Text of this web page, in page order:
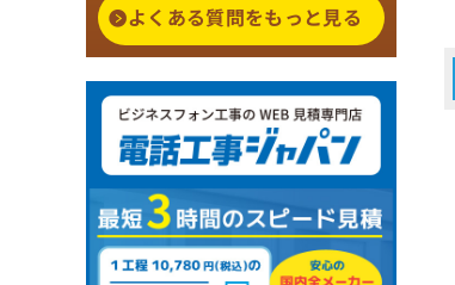
よくある質問をもっと見る